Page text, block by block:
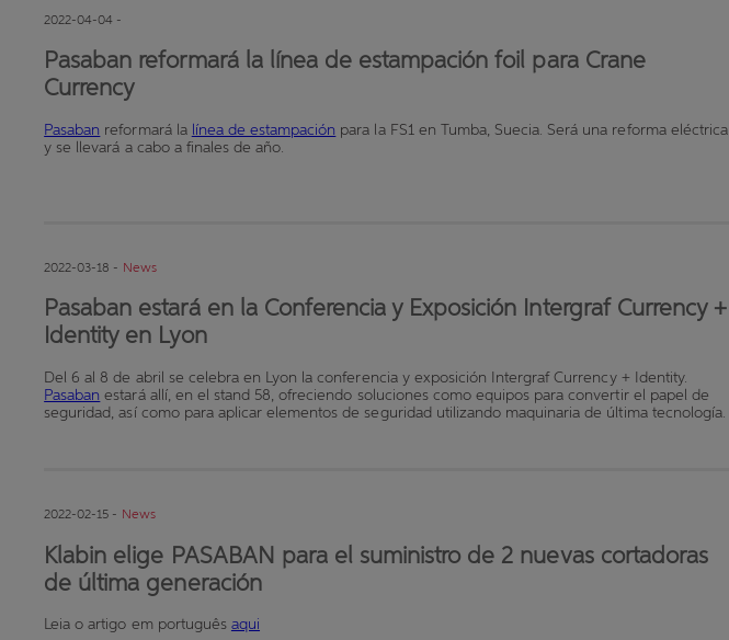
2022-04-04 -
Pasaban reformará la línea de estampación foil para Crane
Currency
Pasaban reformará la línea de estampación para la FS1 en Tumba, Suecia. Será una reforma eléctrica
y se llevará a cabo a finales de año.
2022-03-18 - News
Pasaban estará en la Conferencia y Exposición Intergraf Currency +
Identity en Lyon
Del 6 al 8 de abril se celebra en Lyon la conferencia y exposición Intergraf Currency + Identity.
Pasaban estará allí, en el stand 58, ofreciendo soluciones como equipos para convertir el papel de
seguridad, así como para aplicar elementos de seguridad utilizando maquinaria de última tecnología.
2022-02-15 - News
Klabin elige PASABAN para el suministro de 2 nuevas cortadoras
de última generación
Leia o artigo em português aqui